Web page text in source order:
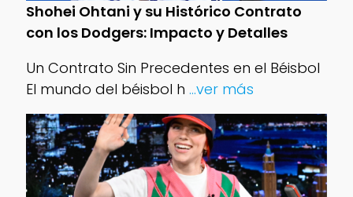
Shohei Ohtani y su Histórico Contrato
con los Dodgers: Impacto y Detalles
Un Contrato Sin Precedentes en el Béisbol
El mundo del béisbol h ...ver más